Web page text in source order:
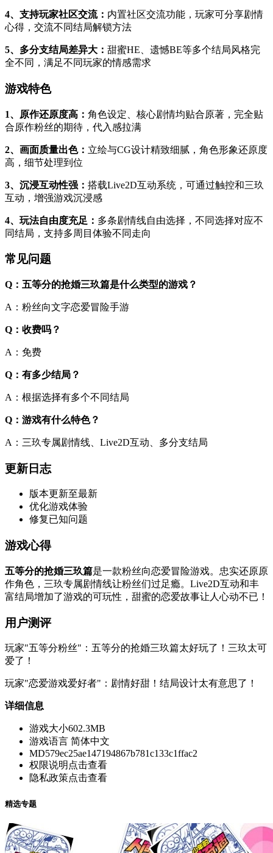
4、支持玩家社区交流： 内置社区交流功能，玩家可分享剧情
心得，交流不同结局解锁方法
5、多分支结局差异大： 甜蜜HE、遗憾BE等多个结局风格完
全不同，满足不同玩家的情感需求
游戏特色
1、原作还原度高： 角色设定、核心剧情均贴合原著，完全贴
合原作粉丝的期待，代入感拉满
2、画面质量出色： 立绘与CG设计精致细腻，角色形象还原度
高，细节处理到位
3、沉浸互动性强： 搭载Live2D互动系统，可通过触控和三玖
互动，增强游戏沉浸感
4、玩法自由度充足： 多条剧情线自由选择，不同选择对应不
同结局，支持多周目体验不同走向
常见问题
Q：五等分的抢婚三玖篇是什么类型的游戏？
A：粉丝向文字恋爱冒险手游
Q：收费吗？
A：免费
Q：有多少结局？
A：根据选择有多个不同结局
Q：游戏有什么特色？
A：三玖专属剧情线、Live2D互动、多分支结局
更新日志
版本更新至最新
优化游戏体验
修复已知问题
游戏心得
五等分的抢婚三玖篇是一款粉丝向恋爱冒险游戏。忠实还原原
作角色，三玖专属剧情线让粉丝们过足瘾。Live2D互动和丰
富结局增加了游戏的可玩性，甜蜜的恋爱故事让人心动不已！
用户测评
玩家"五等分粉丝"：五等分的抢婚三玖篇太好玩了！三玖太可
爱了！
玩家"恋爱游戏爱好者"：剧情好甜！结局设计太有意思了！
详细信息
游戏大小602.3MB
游戏语言 简体中文
MD579ec25ae147194867b781c133c1ffac2
权限说明 点击查看
隐私政策点击查看
精选专题